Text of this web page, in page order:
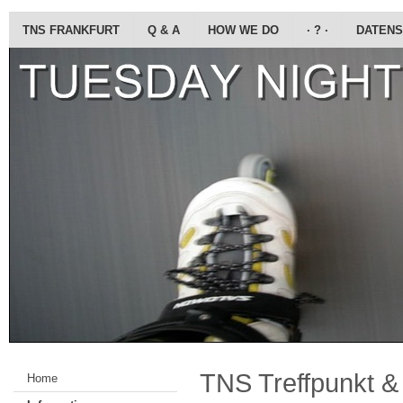
TNS FRANKFURT Q & A HOW WE DO · ? ·
Home
TNS Treffpunkt